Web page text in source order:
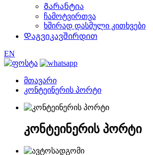
Გარანტია
ჩამოტვირთვა
ხშირად დასმული კითხვები
Დაგვიკავშირდით
EN
მთავარი
კონტეინერის პორტი
კონტეინერის პორტი